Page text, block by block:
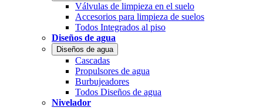
Válvulas de limpieza en el suelo
Accesorios para limpieza de suelos
Todos Integrados al piso
Diseños de agua
Diseños de agua
Cascadas
Propulsores de agua
Burbujeadores
Todos Diseños de agua
Nivelador